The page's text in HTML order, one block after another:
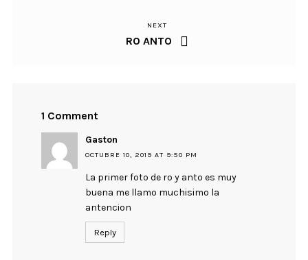
Next
Post
NEXT
RO ANTO
1 Comment
Gaston
OCTUBRE 10, 2019 AT 9:50 PM
La primer foto de ro y anto es muy
buena me llamo muchisimo la
antencion
Reply